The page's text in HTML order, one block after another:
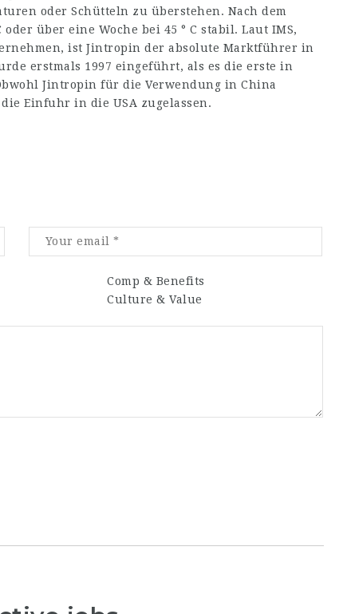
oder Schütteln zu überstehen. Nach dem
über eine Woche bei 45 ° C stabil. Laut IMS,
ist Jintropin der absolute Marktführer in
erstmals 1997 eingeführt, als es die erste in
Jintropin für die Verwendung in China
Einfuhr in die USA zugelassen.
Comp & Benefits
Culture & Value